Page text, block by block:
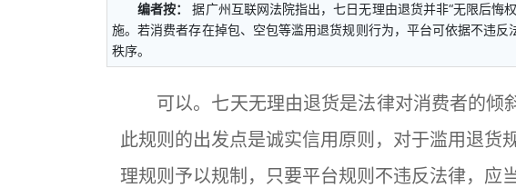
编者按：
据广州互联网法院指出，七日无理由退货并非“无限后悔
施。若消费者存在掉包、空包等滥用退货规则行为，平台可依据不违
秩序。
可以。七天无理由退货是法律对消费者的倾斜
此规则的出发点是诚实信用原则，对于滥用退货
理规则予以规制，只要平台规则不违反法律，应